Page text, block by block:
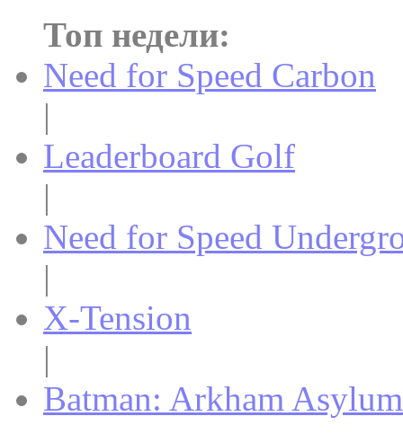
Топ недели:
Need for Speed Carbon
|
Leaderboard Golf
|
Need for Speed
|
X-Tension
|
Batman: Arkham Asylum